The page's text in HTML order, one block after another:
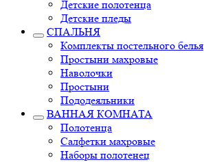
Детские полотенца
Детские пледы
СПАЛЬНЯ
Комплекты постельного белья
Простыни махровые
Наволочки
Простыни
Пододеяльники
ВАННАЯ КОМНАТА
Полотенца
Салфетки махровые
Наборы полотенец